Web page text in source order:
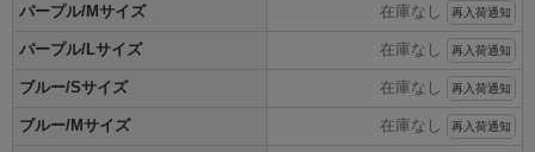
パープル/Mサイズ 在庫なし 再入荷通知
パープル/Lサイズ 在庫なし 再入荷通知
ブルー/Sサイズ 在庫なし 再入荷通知
ブルー/Mサイズ 在庫なし 再入荷通知